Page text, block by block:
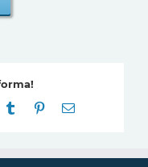
Tumblr Pinterest
E-